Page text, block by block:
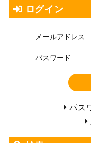
ログイン
メールアドレス
パスワード
パス